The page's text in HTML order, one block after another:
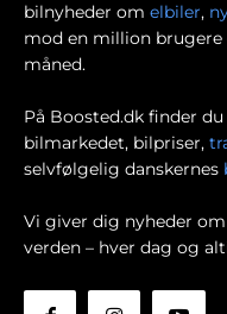
bilnyheder om elbiler,
mod en million
måned.
På Boosted.dk finder
bilmarkedet, bilpriser,
selvfølgelig danskernes
Vi giver dig nyheder
verden – hver dag og